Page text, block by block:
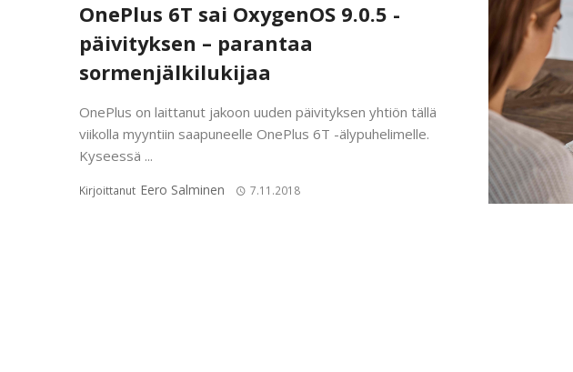
OnePlus 6T sai OxygenOS 9.0.5 -
päivityksen – parantaa
sormenjälkilukijaa
OnePlus on laittanut jakoon uuden päivityksen yhtiön tällä
viikolla myyntiin saapuneelle OnePlus 6T -älypuhelimelle.
Kyseessä ...
Kirjoittanut Eero Salminen 7.11.2018